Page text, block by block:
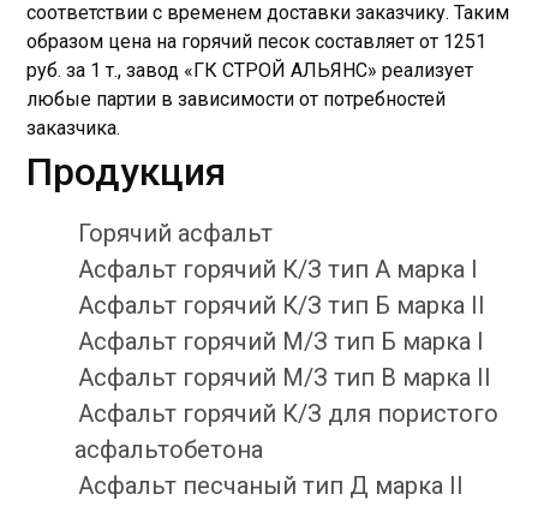
соответствии с временем доставки заказчику. Таким
образом цена на горячий песок составляет от 1251
руб. за 1 т., завод «ГК СТРОЙ АЛЬЯНС» реализует
любые партии в зависимости от потребностей
заказчика.
Продукция
Горячий асфальт
Асфальт горячий К/З тип А марка I
Асфальт горячий К/З тип Б марка II
Асфальт горячий М/З тип Б марка I
Асфальт горячий М/З тип В марка II
Асфальт горячий К/З для пористого
асфальтобетона
Асфальт песчаный тип Д марка II